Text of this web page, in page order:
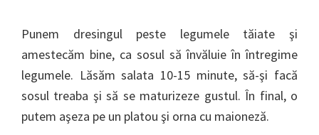
Punem dresingul peste legumele tăiate şi
amestecăm bine, ca sosul să învăluie în întregime
legumele. Lăsăm salata 10-15 minute, să-şi facă
sosul treaba şi să se maturizeze gustul. În final, o
putem aşeza pe un platou şi orna cu maioneză.